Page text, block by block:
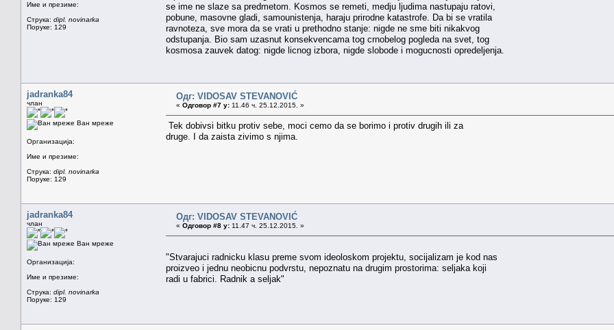
Име и презиме:
Струка: dipl. novinarka
Поруке: 129
se ime ne slaze sa predmetom. Kosmos se remeti, medju ljudima nastupaju ratovi,
pobune, masovne gladi, samounistenja, haraju prirodne katastrofe. Da bi se vratila
ravnoteza, sve mora da se vrati u prethodno stanje: nigde ne sme biti nikakvog
odstupanja. Bio sam uzasnut konsekvencama tog crno­belog pogleda na svet, tog
kosmosa zauvek datog: nigde licnog izbora, nigde slobode i mogucnosti opredeljenja.
jadranka84
члан
Ван мреже
Организација:
Име и презиме:
Струка: dipl. novinarka
Поруке: 129
Одг: VIDOSAV STEVANOVIĆ
« Одговор #7 у: 11.46 ч. 25.12.2015. »
Tek dobivsi bitku protiv sebe, moci cemo da se borimo i protiv drugih ili za
druge. I da zaista zivimo s njima.
jadranka84
члан
Ван мреже
Организација:
Име и презиме:
Струка: dipl. novinarka
Поруке: 129
Одг: VIDOSAV STEVANOVIĆ
« Одговор #8 у: 11.47 ч. 25.12.2015. »
"Stvarajuci radnicku klasu preme svom ideoloskom projektu, socijalizam je kod nas
proizveo i jednu neobicnu podvrstu, nepoznatu na drugim prostorima: seljaka koji
radi u fabrici. Radnik a ­seljak"